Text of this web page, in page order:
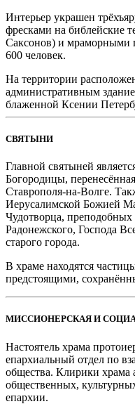
Интерьер украшен
фресками на библейские
Саксонов) и мраморными
600 человек.
На территории
административным
блаженной Ксении
СВЯТЫНИ
Главной святыней
Богородицы,
Ставрополя-на-Волге.
Иерусалимской Божией
Чудотворца,
Радонежского, Господа
старого города.
В храме находятся
предстоящими,
МИССИОНЕРСКАЯ И
Настоятель храма
епархиальный отдел по
общества. Клирики храма
общественных,
епархии.